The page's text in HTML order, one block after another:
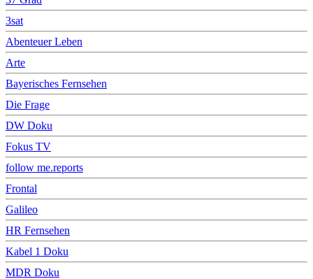
3sat
Abenteuer Leben
Arte
Bayerisches Fernsehen
Die Frage
DW Doku
Fokus TV
follow me.reports
Frontal
Galileo
HR Fernsehen
Kabel 1 Doku
MDR Doku